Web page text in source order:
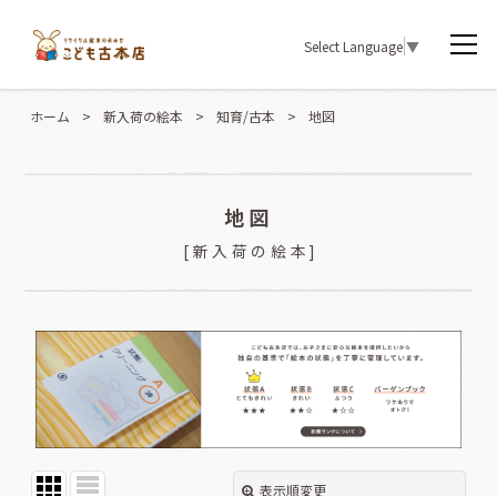
Select Language▼
ホーム > 新入荷の絵本 > 知育/古本 > 地図
地図
[ 新入荷の絵本]
表示順変更